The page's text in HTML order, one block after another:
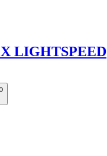
LIGHTSPEED